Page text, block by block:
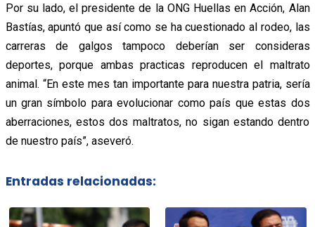
Por su lado, el presidente de la ONG Huellas en Acción, Alan
Bastías, apuntó que así como se ha cuestionado al rodeo, las
carreras de galgos tampoco deberían ser consideras
deportes, porque ambas practicas reproducen el maltrato
animal. “En este mes tan importante para nuestra patria, sería
un gran símbolo para evolucionar como país que estas dos
aberraciones, estos dos maltratos, no sigan estando dentro
de nuestro país”, aseveró.
Entradas relacionadas: